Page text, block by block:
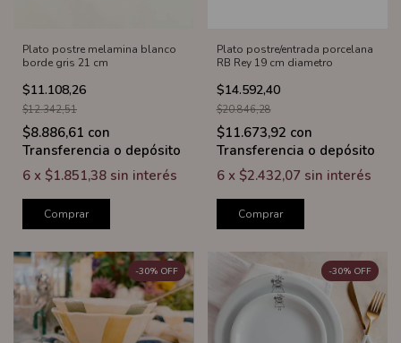
Plato postre melamina blanco
borde gris 21 cm
$11.108,26
$12.342,51
$8.886,61 con
Transferencia o depósito
6 x $1.851,38 sin interés
Comprar
Plato postre/entrada porcelana
RB Rey 19 cm diametro
$14.592,40
$20.846,28
$11.673,92 con
Transferencia o depósito
6 x $2.432,07 sin interés
Comprar
-30% OFF -30% OFF